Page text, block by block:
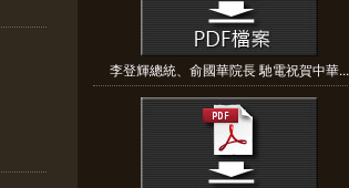
李登輝總統、俞國華院長 馳電祝賀中華...